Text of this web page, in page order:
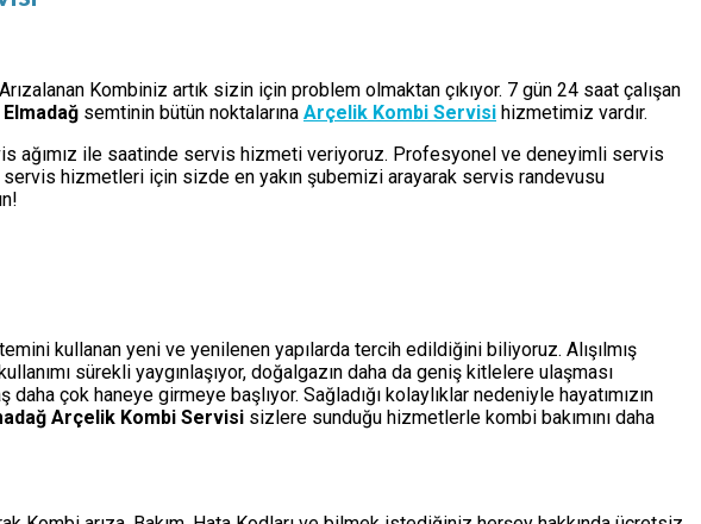
Kombiniz artık sizin için problem olmaktan çıkıyor. 7 gün 24 saat çalışan
Elmadağ semtinin bütün noktalarına Arçelik Kombi Servisi hizmetimiz vardır.
ağımız ile saatinde servis hizmeti veriyoruz. Profesyonel ve deneyimli servis
hizmetleri için sizde en yakın şubemizi arayarak servis randevusu
kullanan yeni ve yenilenen yapılarda tercih edildiğini biliyoruz. Alışılmış
sürekli yaygınlaşıyor, doğalgazın daha da geniş kitlelere ulaşması
çok haneye girmeye başlıyor. Sağladığı kolaylıklar nedeniyle hayatımızın
Arçelik Kombi Servisi sizlere sunduğu hizmetlerle kombi bakımını daha